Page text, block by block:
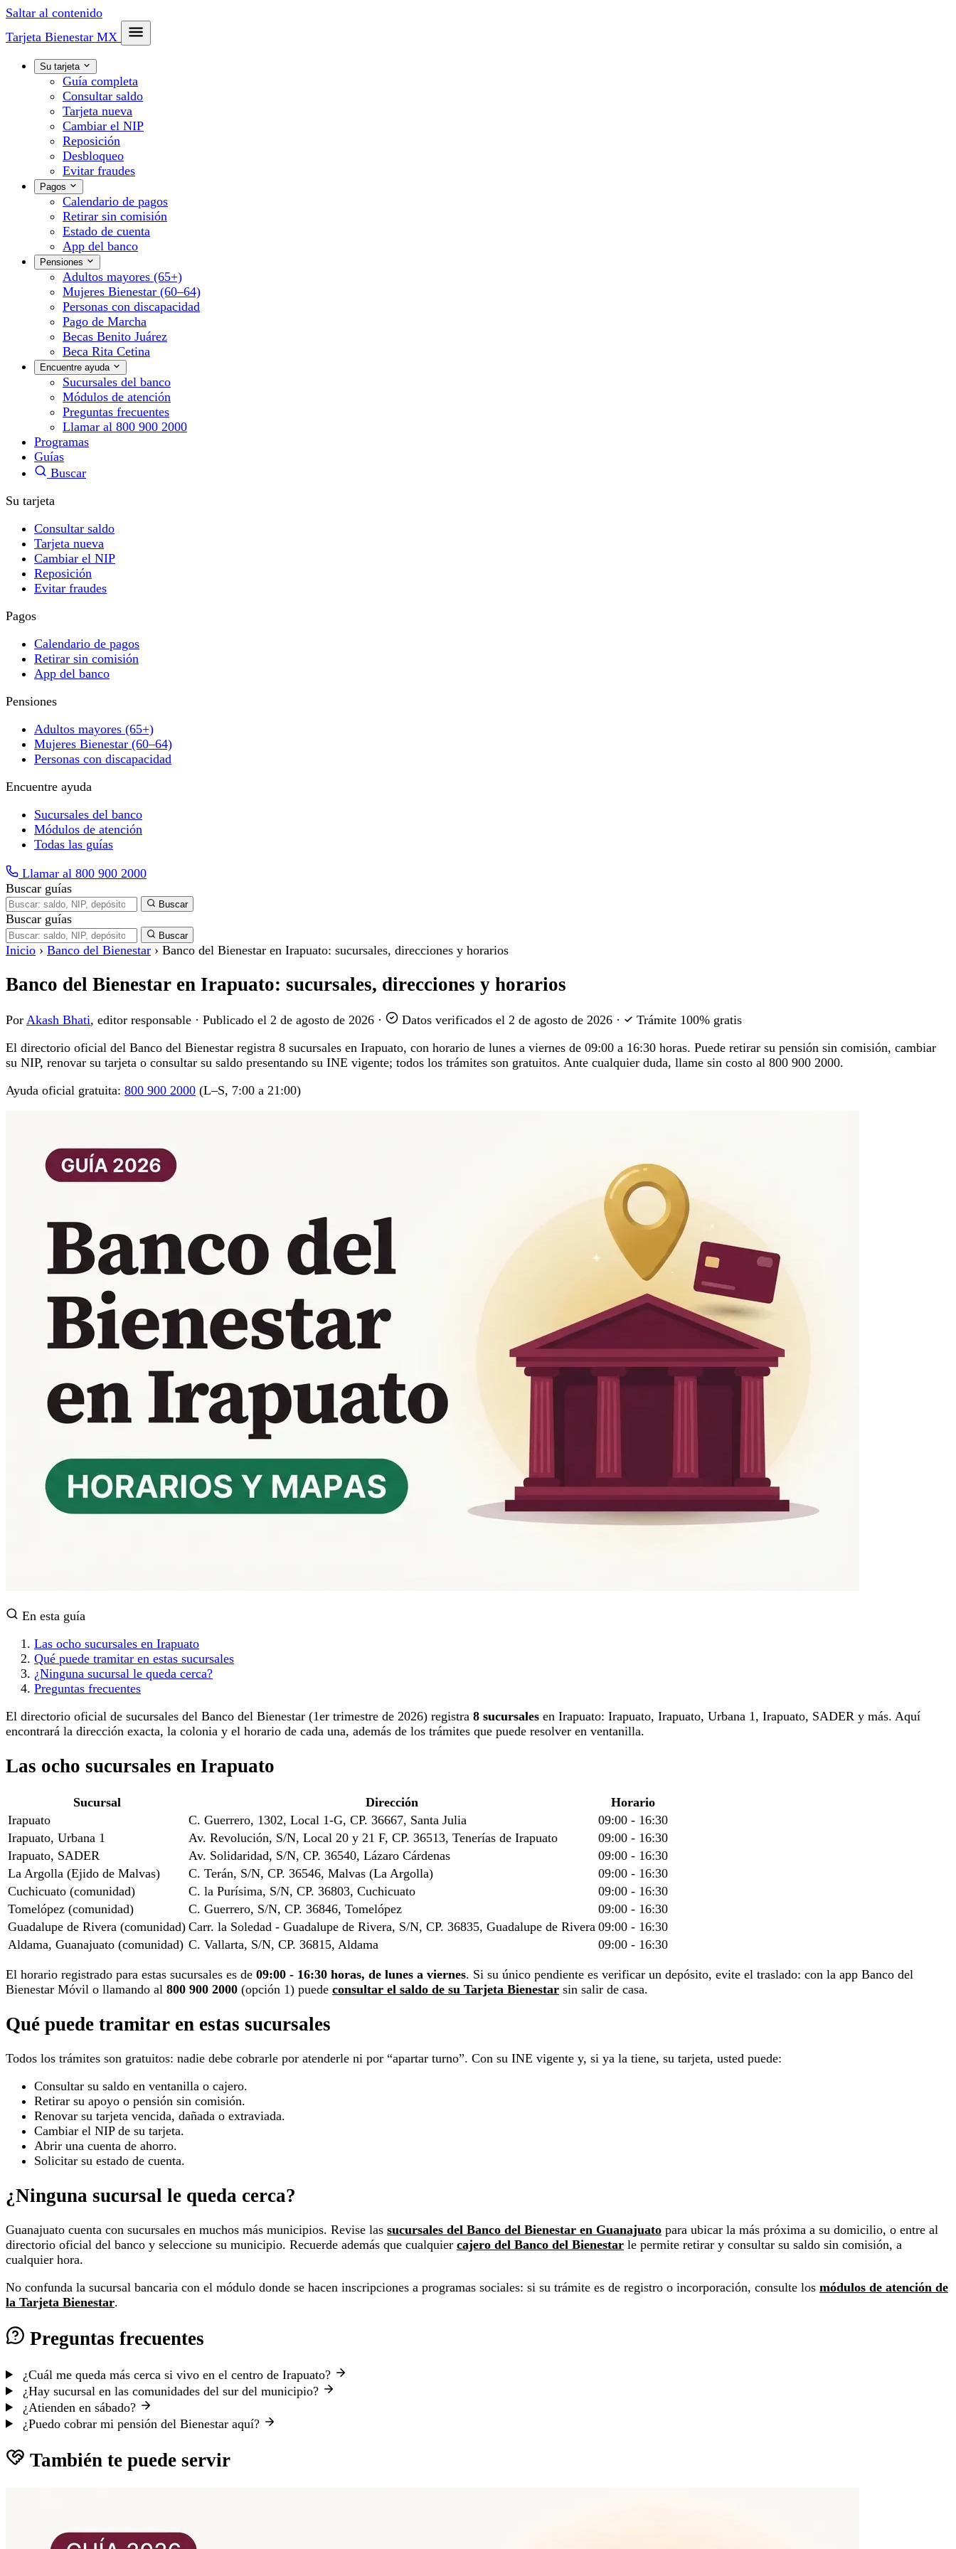
Saltar al contenido
Tarjeta Bienestar MX
Su tarjeta
Guía completa
Consultar saldo
Tarjeta nueva
Cambiar el NIP
Reposición
Desbloqueo
Evitar fraudes
Pagos
Calendario de pagos
Retirar sin comisión
Estado de cuenta
App del banco
Pensiones
Adultos mayores (65+)
Mujeres Bienestar (60–64)
Personas con discapacidad
Pago de Marcha
Becas Benito Juárez
Beca Rita Cetina
Encuentre ayuda
Sucursales del banco
Módulos de atención
Preguntas frecuentes
Llamar al 800 900 2000
Programas
Guías
Buscar
Su tarjeta
Consultar saldo
Tarjeta nueva
Cambiar el NIP
Reposición
Evitar fraudes
Pagos
Calendario de pagos
Retirar sin comisión
App del banco
Pensiones
Adultos mayores (65+)
Mujeres Bienestar (60–64)
Personas con discapacidad
Encuentre ayuda
Sucursales del banco
Módulos de atención
Todas las guías
Llamar al 800 900 2000
Buscar guías
Buscar
Buscar guías
Buscar
Inicio › Banco del Bienestar › Banco del Bienestar en Irapuato: sucursales, direcciones y horarios
Banco del Bienestar en Irapuato: sucursales, direcciones y horarios
Por Akash Bhati, editor responsable · Publicado el 2 de agosto de 2026 · Datos verificados el 2 de agosto de 2026 ·
Trámite 100% gratis
El directorio oficial del Banco del Bienestar registra 8 sucursales en Irapuato, con horario de lunes a viernes de 09:00 a 16:30 horas. Puede retirar su pensión sin comisión, cambiar
su NIP, renovar su tarjeta o consultar su saldo presentando su INE vigente; todos los trámites son gratuitos. Ante cualquier duda, llame sin costo al 800 900 2000.
Ayuda oficial gratuita: 800 900 2000 (L–S, 7:00 a 21:00)
En esta guía
Las ocho sucursales en Irapuato
Qué puede tramitar en estas sucursales
¿Ninguna sucursal le queda cerca?
Preguntas frecuentes
El directorio oficial de sucursales del Banco del Bienestar (1er trimestre de 2026) registra 8 sucursales en Irapuato: Irapuato, Irapuato, Urbana 1, Irapuato, SADER y más. Aquí
encontrará la dirección exacta, la colonia y el horario de cada una, además de los trámites que puede resolver en ventanilla.
Las ocho sucursales en Irapuato
Sucursal Dirección
Horario
Irapuato
C. Guerrero, 1302, Local 1-G, CP. 36667, Santa Julia
09:00 - 16:30
Irapuato, Urbana 1
Av. Revolución, S/N, Local 20 y 21 F, CP. 36513, Tenerías de Irapuato
09:00 - 16:30
Irapuato, SADER
Av. Solidaridad, S/N, CP. 36540, Lázaro Cárdenas
09:00 - 16:30
La Argolla (Ejido de Malvas)
C. Terán, S/N, CP. 36546, Malvas (La Argolla)
09:00 - 16:30
Cuchicuato (comunidad)
C. la Purísima, S/N, CP. 36803, Cuchicuato
09:00 - 16:30
Tomelópez (comunidad)
C. Guerrero, S/N, CP. 36846, Tomelópez
09:00 - 16:30
Guadalupe de Rivera (comunidad) Carr. la Soledad - Guadalupe de Rivera, S/N, CP. 36835, Guadalupe de Rivera 09:00 - 16:30
Aldama, Guanajuato (comunidad) C. Vallarta, S/N, CP. 36815, Aldama 09:00 - 16:30
El horario registrado para estas sucursales es de 09:00 - 16:30 horas, de lunes a viernes. Si su único pendiente es verificar un depósito, evite el traslado: con la app Banco del
Bienestar Móvil o llamando al 800 900 2000 (opción 1) puede consultar el saldo de su Tarjeta Bienestar sin salir de casa.
Qué puede tramitar en estas sucursales
Todos los trámites son gratuitos: nadie debe cobrarle por atenderle ni por “apartar turno”. Con su INE vigente y, si ya la tiene, su tarjeta, usted puede:
Consultar su saldo en ventanilla o cajero.
Retirar su apoyo o pensión sin comisión.
Renovar su tarjeta vencida, dañada o extraviada.
Cambiar el NIP de su tarjeta.
Abrir una cuenta de ahorro.
Solicitar su estado de cuenta.
¿Ninguna sucursal le queda cerca?
Guanajuato cuenta con sucursales en muchos más municipios. Revise las sucursales del Banco del Bienestar en Guanajuato para ubicar la más próxima a su domicilio, o entre al
directorio oficial del banco y seleccione su municipio. Recuerde además que cualquier cajero del Banco del Bienestar le permite retirar y consultar su saldo sin comisión, a
cualquier hora.
No confunda la sucursal bancaria con el módulo donde se hacen inscripciones a programas sociales: si su trámite es de registro o incorporación, consulte los módulos de atención de
la Tarjeta Bienestar.
Preguntas frecuentes
¿Cuál me queda más cerca si vivo en el centro de Irapuato?
¿Hay sucursal en las comunidades del sur del municipio?
¿Atienden en sábado?
¿Puedo cobrar mi pensión del Bienestar aquí?
También te puede servir